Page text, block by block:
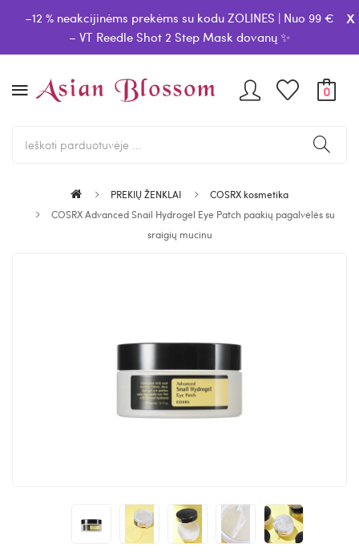
–12 % neakcijinėms prekėms su kodu ZOLINES | Nuo 99 €
– VT Reedle Shot 2 Step Mask dovanų ✨
x
0
PREKIŲ ŽENKLAI
COSRX kosmetika
COSRX Advanced Snail Hydrogel Eye Patch paakių pagalvėlės su
sraigių mucinu